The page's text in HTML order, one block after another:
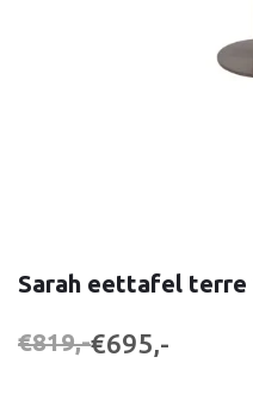
Sarah eettafel terre
€819,-€695,-